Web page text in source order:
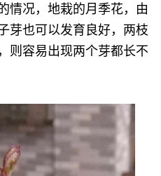
情况，地栽的月季花，由
芽也可以发育良好，两枝
则容易出现两个芽都长不